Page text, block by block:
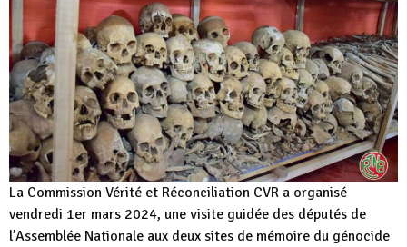
La Commission Vérité et Réconciliation CVR a organisé
vendredi 1er mars 2024, une visite guidée des députés de
l’Assemblée Nationale aux deux sites de mémoire du génocide